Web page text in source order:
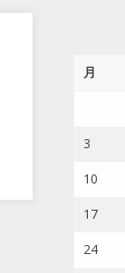
月
3
10
17
24